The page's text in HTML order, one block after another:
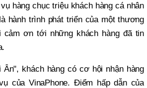
hàng chục triệu khách hàng cá nhân
hành trình phát triển của một thương
cảm ơn tới những khách hàng đã tin
khách hàng có cơ hội nhận hàng
của VinaPhone. Điểm hấp dẫn của